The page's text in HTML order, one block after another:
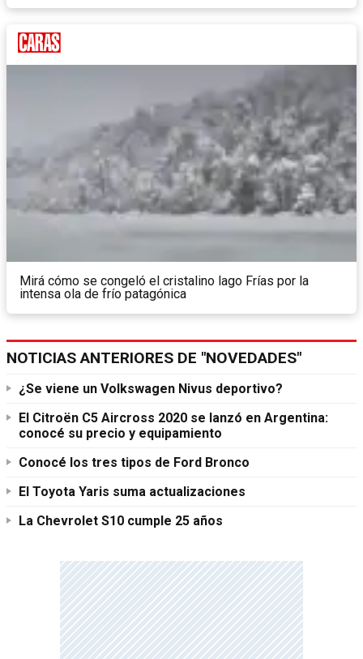
Mirá cómo se congeló el cristalino lago Frías por la
intensa ola de frío patagónica
NOTICIAS ANTERIORES DE "NOVEDADES"
¿Se viene un Volkswagen Nivus deportivo?
El Citroën C5 Aircross 2020 se lanzó en Argentina:
conocé su precio y equipamiento
Conocé los tres tipos de Ford Bronco
El Toyota Yaris suma actualizaciones
La Chevrolet S10 cumple 25 años